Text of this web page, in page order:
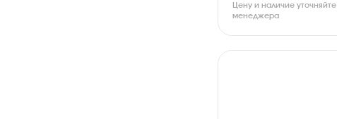
Цену и наличие
менеджера